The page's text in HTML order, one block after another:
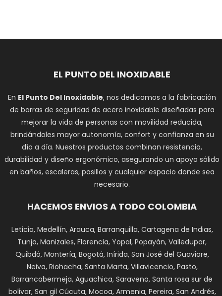
EL PUNTO DEL INOXIDABLE
En El Punto Del Inoxidable, nos dedicamos a la fabricación
de barras de seguridad de acero inoxidable diseñadas para
mejorar la vida de personas con movilidad reducida,
brindándoles mayor autonomía, confort y confianza en su
día a día. Nuestros productos combinan resistencia,
durabilidad y diseño ergonómico, asegurando un apoyo sólido
en baños, escaleras, pasillos y cualquier espacio donde sea
necesario.
HACEMOS ENVIOS A TODO COLOMBIA
Leticia, Medellín, Arauca, Barranquilla, Cartagena de Indias,
Tunja, Manizales, Florencia, Yopal, Popayán, Valledupar,
Quibdó, Montería, Bogotá, Inírida, San José del Guaviare,
Neiva, Riohacha, Santa Marta, Villavicencio, Pasto,
Barrancabermeja, Aguachica, Saravena, Santa rosa sur de
bolivar, San gil Cúcuta, Mocoa, Armenia, Pereira, San Andrés,